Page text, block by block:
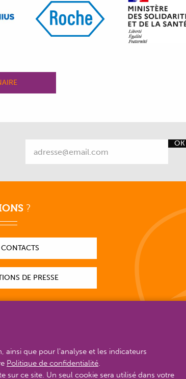
OK
?
CONTACTS
DE PRESSE
ainsi que pour l'analyse et les indicateurs
Politique de confidentialité.
sur ce site. Un seul cookie sera utilisé dans votre